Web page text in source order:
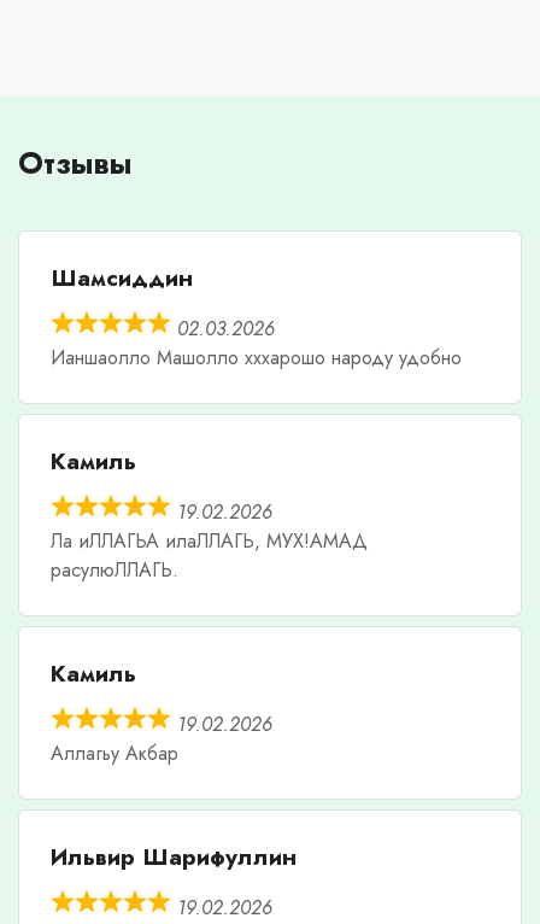
Отзывы
Шамсиддин
02.03.2026
Ианшаолло Машолло хххарошо народу удобно
Камиль
19.02.2026
Ла иЛЛАГЬА илаЛЛАГЬ, МУХ!АМАД
расулюЛЛАГЬ.
Камиль
19.02.2026
Аллагьу Акбар
Ильвир Шарифуллин
19.02.2026